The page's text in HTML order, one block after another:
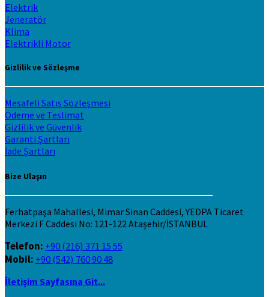
Elektrik
Jeneratör
Klima
Elektrikli Motor
Gizlilik ve Sözleşme
Mesafeli Satış Sözleşmesi
Ödeme ve Teslimat
Gizlilik ve Güvenlik
Garanti Şartları
İade Şartları
Bize Ulaşın
Ferhatpaşa Mahallesi, Mimar Sinan Caddesi, YEDPA Ticaret
Merkezi F Caddesi No: 121-122 Ataşehir/İSTANBUL
Telefon: +90 (216) 371 15 55
Mobil: +90 (542) 760 90 48
İletişim Sayfasına Git...